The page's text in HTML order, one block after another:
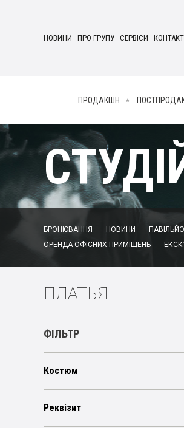
НОВИНИ ПРО ГРУПУ СЕРВІСИ
ПРОДАКШН
БРОНЮВАННЯ НОВИНИ
ОРЕНДА ОФІСНИХ ПРИМІЩЕНЬ
ПЛАТЬЯ
ФІЛЬТР
Костюм
Реквізит